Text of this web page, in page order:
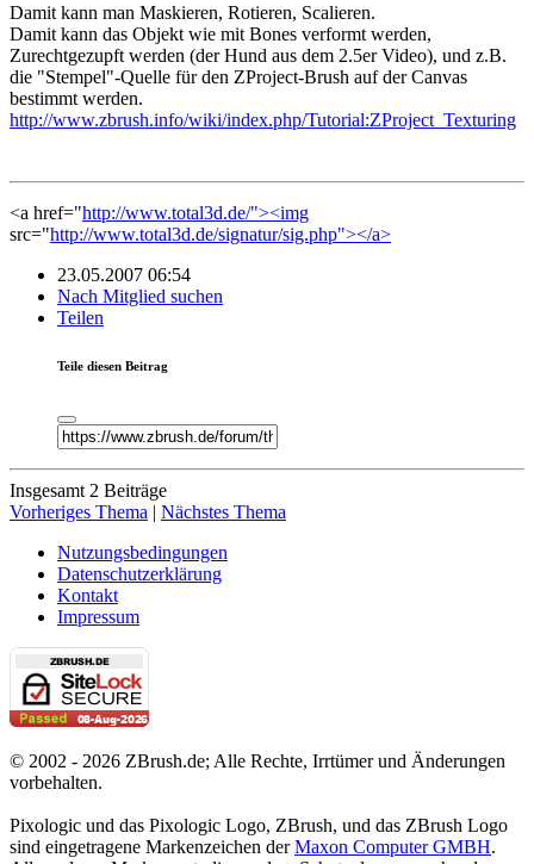
Damit kann man Maskieren, Rotieren, Scalieren.
Damit kann das Objekt wie mit Bones verformt werden,
Zurechtgezupft werden (der Hund aus dem 2.5er Video), und z.B.
die "Stempel"-Quelle für den ZProject-Brush auf der Canvas
bestimmt werden.
http://www.zbrush.info/wiki/index.php/Tutorial:ZProject_Texturing
<a href="http://www.total3d.de/"><img
src="http://www.total3d.de/signatur/sig.php"></a>
23.05.2007 06:54
Nach Mitglied suchen
Teilen
Teile diesen Beitrag
Insgesamt 2 Beiträge
Vorheriges Thema | Nächstes Thema
Nutzungsbedingungen
Datenschutzerklärung
Kontakt
Impressum
© 2002 - 2026 ZBrush.de; Alle Rechte, Irrtümer und Änderungen
vorbehalten.
Pixologic und das Pixologic Logo, ZBrush, und das ZBrush Logo
sind eingetragene Markenzeichen derMaxon Computer GMBH.